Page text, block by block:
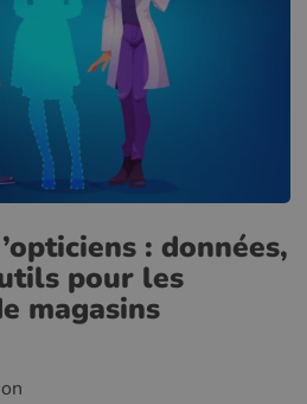
: données,
pour les
magasins